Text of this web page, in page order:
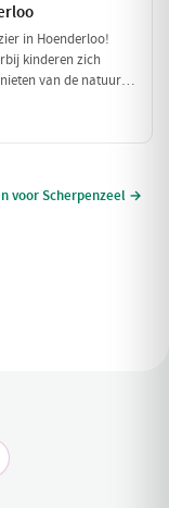
in Hoenderloo!
kinderen zich
van de natuur
is perfect voor
voor Scherpenzeel →